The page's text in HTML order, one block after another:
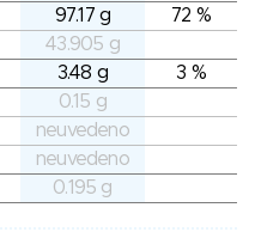
97.17 g
72 %
43.905 g
3.48 g
3 %
0.15 g
neuvedeno
neuvedeno
0.195 g